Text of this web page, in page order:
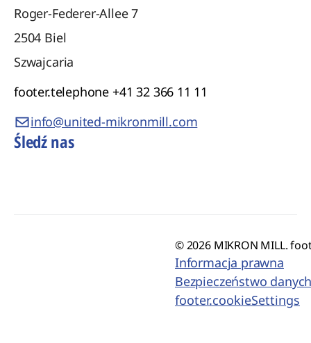
Roger-Federer-Allee 7
2504 Biel
Szwajcaria
footer.telephone +41 32 366 11 11
info@united-mikronmill.com
Śledź nas
© 2026 MIKRON MILL.
Informacja prawna
Bezpieczeństwo
footer.cookieSettings